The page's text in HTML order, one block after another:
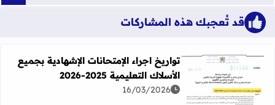
قد تُعجبك هذه المشاركات
اقرأ المزيد عن تواريخ اجراء الإمتحانات الإشهادية بجميع الأسلاك
تواريخ اجراء الإمتحانات الإشهادية بجميع
الأسلاك التعليمية 2025-2026
16/03/2026